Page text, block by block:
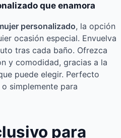
que enamora
personalizado, la opción
ocasión especial. Envuelva
tras cada baño. Ofrezca
y comodidad, gracias a la
puede elegir. Perfecto
simplemente para
para